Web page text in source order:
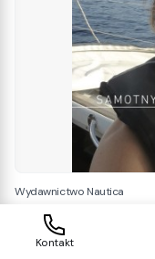
Wydawnictwo Nautica
Kontakt